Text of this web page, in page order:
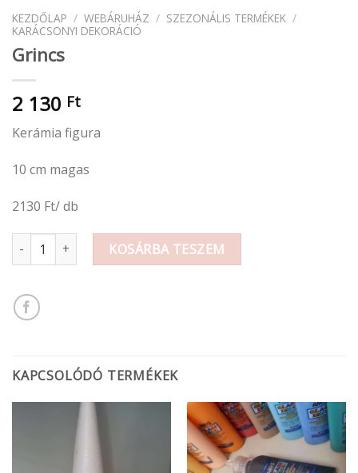
KEZDŐLAP / WEBÁRUHÁZ / SZEZONÁLIS TERMÉKEK /
KARÁCSONYI DEKORÁCIÓ
Grincs
2 130 Ft
Kerámia figura
10 cm magas
2130 Ft/ db
Grincs mennyiség KOSÁRBA TESZEM
KAPCSOLÓDÓ TERMÉKEK